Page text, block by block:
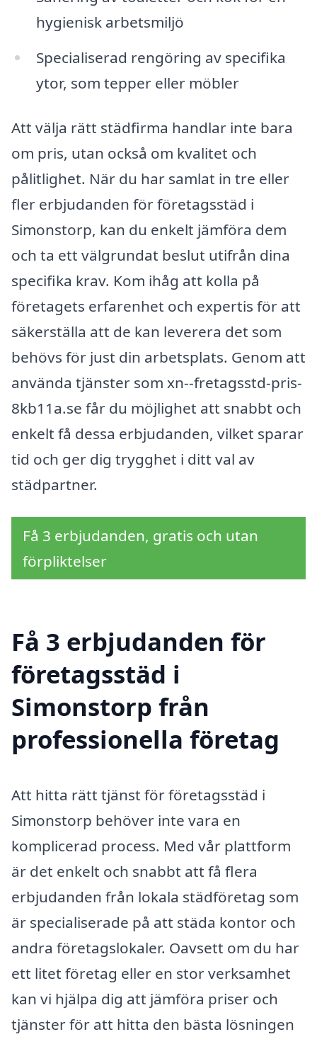
hygienisk arbetsmiljö
Specialiserad rengöring av specifika
ytor, som tepper eller möbler
Att välja rätt städfirma handlar inte bara
om pris, utan också om kvalitet och
pålitlighet. När du har samlat in tre eller
fler erbjudanden för företagsstäd i
Simonstorp, kan du enkelt jämföra dem
och ta ett välgrundat beslut utifrån dina
specifika krav. Kom ihåg att kolla på
företagets erfarenhet och expertis för att
säkerställa att de kan leverera det som
behövs för just din arbetsplats. Genom att
använda tjänster som xn--fretagsstd-pris-
8kb11a.se får du möjlighet att snabbt och
enkelt få dessa erbjudanden, vilket sparar
tid och ger dig trygghet i ditt val av
städpartner.
Få 3 erbjudanden, gratis och utan
förpliktelser
Få 3 erbjudanden för
företagsstäd i
Simonstorp från
professionella företag
Att hitta rätt tjänst för företagsstäd i
Simonstorp behöver inte vara en
komplicerad process. Med vår plattform
är det enkelt och snabbt att få flera
erbjudanden från lokala städföretag som
är specialiserade på att städa kontor och
andra företagslokaler. Oavsett om du har
ett litet företag eller en stor verksamhet
kan vi hjälpa dig att jämföra priser och
tjänster för att hitta den bästa lösningen